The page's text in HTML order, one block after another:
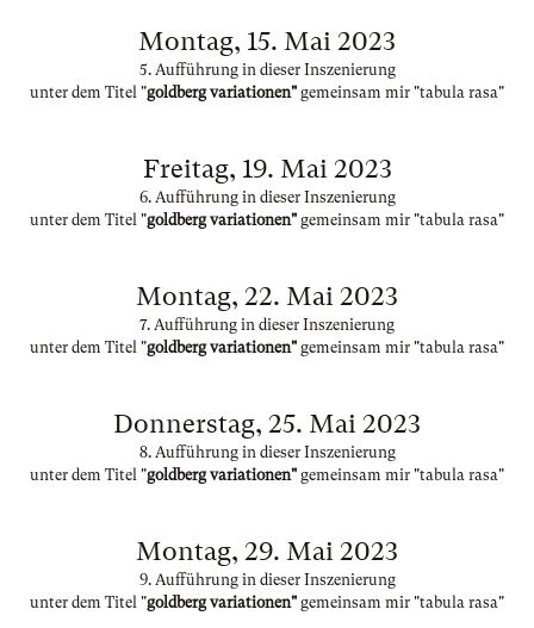
Montag, 15. Mai 2023
5. Aufführung in dieser Inszenierung
unter dem Titel "goldberg variationen" gemeinsam mir "tabula rasa"
Freitag, 19. Mai 2023
6. Aufführung in dieser Inszenierung
unter dem Titel "goldberg variationen" gemeinsam mir "tabula rasa"
Montag, 22. Mai 2023
7. Aufführung in dieser Inszenierung
unter dem Titel "goldberg variationen" gemeinsam mir "tabula rasa"
Donnerstag, 25. Mai 2023
8. Aufführung in dieser Inszenierung
unter dem Titel "goldberg variationen" gemeinsam mir "tabula rasa"
Montag, 29. Mai 2023
9. Aufführung in dieser Inszenierung
unter dem Titel "goldberg variationen" gemeinsam mir "tabula rasa"